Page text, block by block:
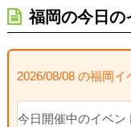
福岡の今日の
2026/08/08 の福岡イ
今日開催中のイベン